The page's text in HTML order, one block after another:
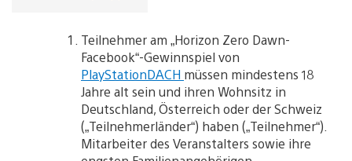
Teilnehmer am „Horizon Zero Dawn-
Facebook“-Gewinnspiel von
PlayStationDACH müssen mindestens 18
Jahre alt sein und ihren Wohnsitz in
Deutschland, Österreich oder der Schweiz
(„Teilnehmerländer“) haben („Teilnehmer“).
Mitarbeiter des Veranstalters sowie ihre